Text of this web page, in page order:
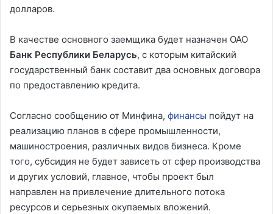
долларов.
В качестве основного заемщика будет назначен ОАО
Банк Республики Беларусь, с которым китайский
государственный банк составит два основных договора
по предоставлению кредита.
Согласно сообщению от Минфина, финансы пойдут на
реализацию планов в сфере промышленности,
машиностроения, различных видов бизнеса. Кроме
того, субсидия не будет зависеть от сфер производства
и других условий, главное, чтобы проект был
направлен на привлечение длительного потока
ресурсов и серьезных окупаемых вложений.